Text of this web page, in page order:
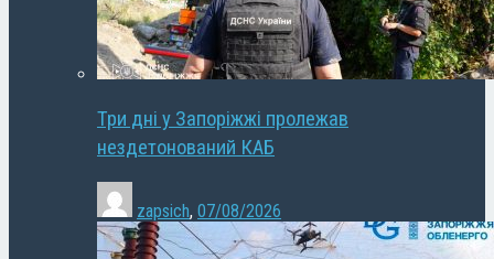
Три дні у Запоріжжі пролежав
нездетонований КАБ
zapsich, 07/08/2026